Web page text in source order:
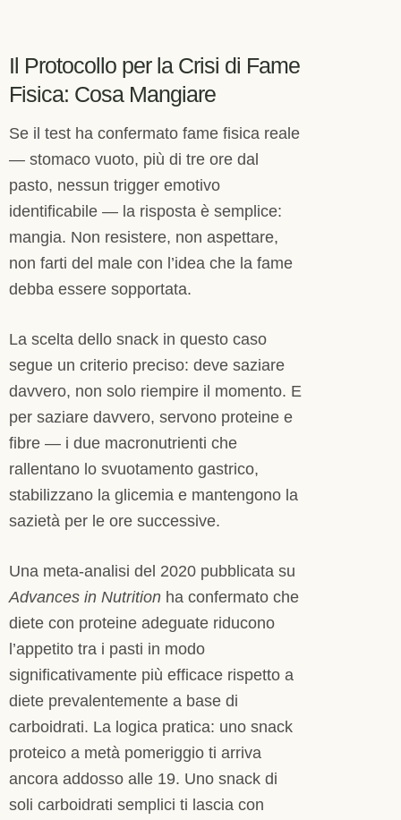
Il Protocollo per la Crisi di Fame
Fisica: Cosa Mangiare
Se il test ha confermato fame fisica reale
— stomaco vuoto, più di tre ore dal
pasto, nessun trigger emotivo
identificabile — la risposta è semplice:
mangia. Non resistere, non aspettare,
non farti del male con l’idea che la fame
debba essere sopportata.
La scelta dello snack in questo caso
segue un criterio preciso: deve saziare
davvero, non solo riempire il momento. E
per saziare davvero, servono proteine e
fibre — i due macronutrienti che
rallentano lo svuotamento gastrico,
stabilizzano la glicemia e mantengono la
sazietà per le ore successive.
Una meta-analisi del 2020 pubblicata su
Advances in Nutrition ha confermato che
diete con proteine adeguate riducono
l’appetito tra i pasti in modo
significativamente più efficace rispetto a
diete prevalentemente a base di
carboidrati. La logica pratica: uno snack
proteico a metà pomeriggio ti arriva
ancora addosso alle 19. Uno snack di
soli carboidrati semplici ti lascia con